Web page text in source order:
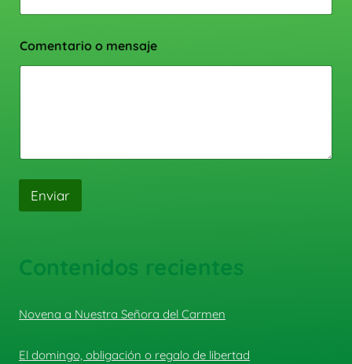
Comentario o mensaje
Enviar
Contenidos recientes
Novena a Nuestra Señora del Carmen
El domingo, obligación o regalo de libertad